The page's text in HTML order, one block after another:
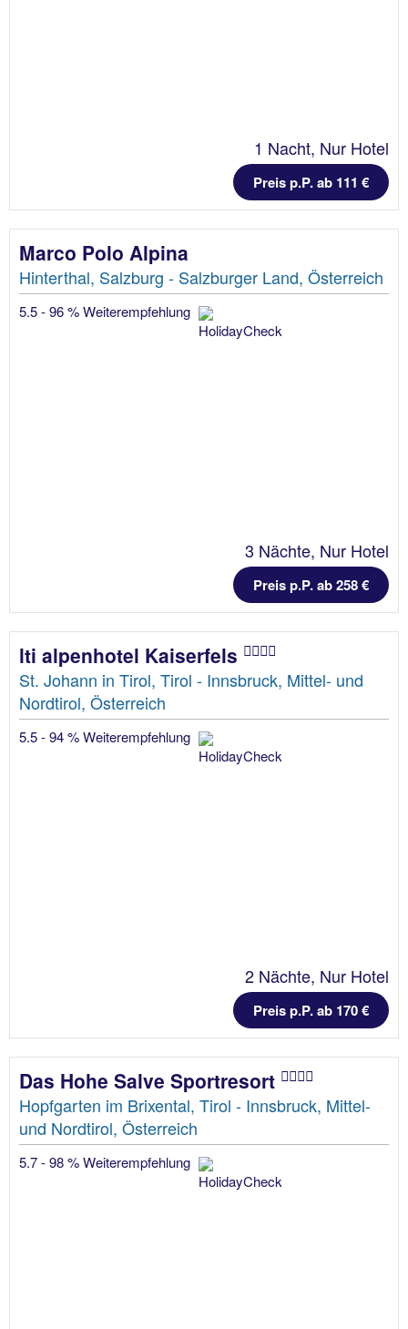
1 Nacht, Nur Hotel
Preis p.P. ab 111 €
Marco Polo Alpina
Hinterthal, Salzburg - Salzburger Land, Österreich
5.5 - 96 % Weiterempfehlung
3 Nächte, Nur Hotel
Preis p.P. ab 258 €
lti alpenhotel Kaiserfels
St. Johann in Tirol, Tirol - Innsbruck, Mittel- und
Nordtirol, Österreich
5.5 - 94 % Weiterempfehlung
2 Nächte, Nur Hotel
Preis p.P. ab 170 €
Das Hohe Salve Sportresort
Hopfgarten im Brixental, Tirol - Innsbruck, Mittel-
und Nordtirol, Österreich
5.7 - 98 % Weiterempfehlung